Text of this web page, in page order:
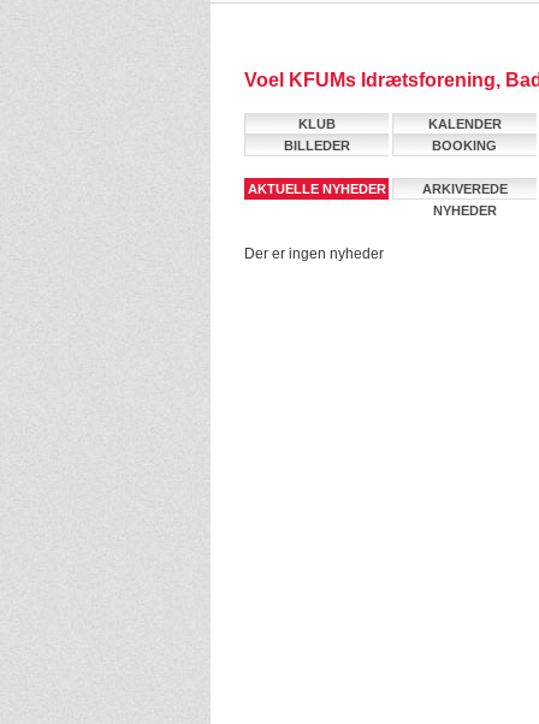
Voel KFUMs Idrætsforening,
KLUB
KALENDER
BILLEDER
BOOKING
AKTUELLE NYHEDER
ARKIVEREDE
NYHEDER
Der er ingen nyheder